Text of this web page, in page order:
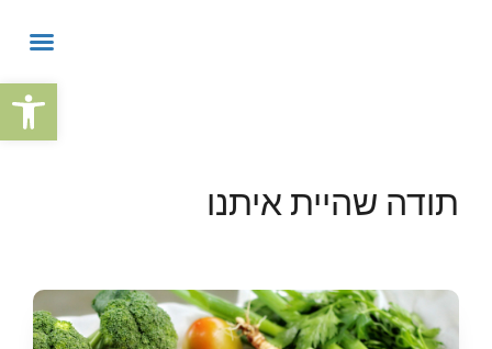
תודה שהיית איתנו